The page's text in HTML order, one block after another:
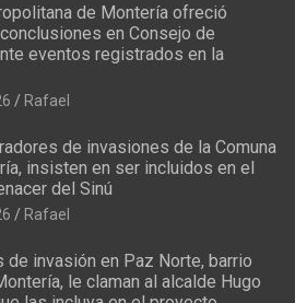
de Montería ofreció
en Consejo de
eventos registrados en la
Rafael
de invasiones de la Comuna
insisten en ser incluidos en el
del Sinú
Rafael
de invasión en Paz Norte, barrio
le claman al alcalde Hugo